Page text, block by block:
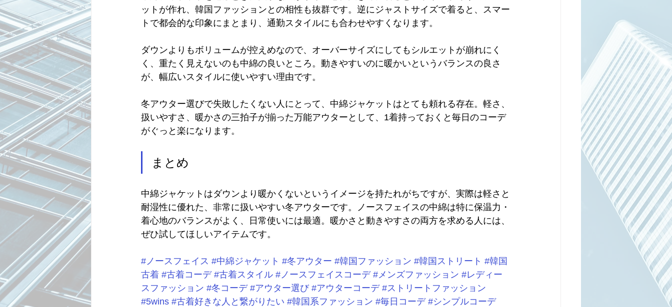
ットが作れ、韓国ファッションとの相性も抜群です。逆にジャストサイズで着ると、スマー
トで都会的な印象にまとまり、通勤スタイルにも合わせやすくなります。
ダウンよりもボリュームが控えめなので、オーバーサイズにしてもシルエットが崩れにく
く、重たく見えないのも中綿の良いところ。動きやすいのに暖かいというバランスの良さ
が、幅広いスタイルに使いやすい理由です。
冬アウター選びで失敗したくない人にとって、中綿ジャケットはとても頼れる存在。軽さ、
扱いやすさ、暖かさの三拍子が揃った万能アウターとして、1着持っておくと毎日のコーデ
がぐっと楽になります。
まとめ
中綿ジャケットはダウンより暖かくないというイメージを持たれがちですが、実際は軽さと
耐湿性に優れた、非常に扱いやすい冬アウターです。ノースフェイスの中綿は特に保温力・
着心地のバランスがよく、日常使いには最適。暖かさと動きやすさの両方を求める人には、
ぜひ試してほしいアイテムです。
#ノースフェイス #中綿ジャケット #冬アウター #韓国ファッション #韓国ストリート #韓国
古着 #古着コーデ #古着スタイル #ノースフェイスコーデ #メンズファッション #レディー
スファッション #冬コーデ #アウター選び #アウターコーデ #ストリートファッション
#5wins #古着好きな人と繋がりたい #韓国系ファッション #毎日コーデ #シンプルコーデ